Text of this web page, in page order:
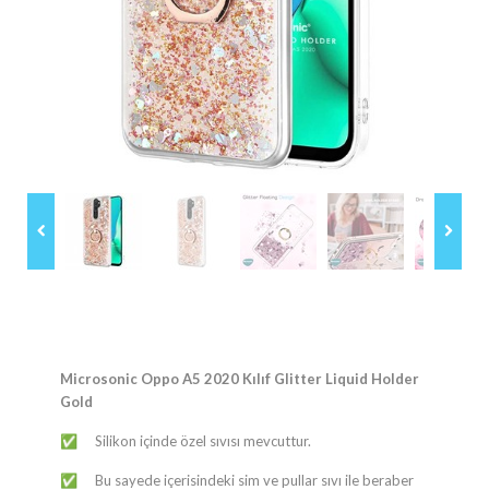
Microsonic Oppo A5 2020 Kılıf Glitter Liquid Holder
Gold
✅ Silikon içinde özel sıvısı mevcuttur.
✅ Bu sayede içerisindeki sim ve pullar sıvı ile beraber